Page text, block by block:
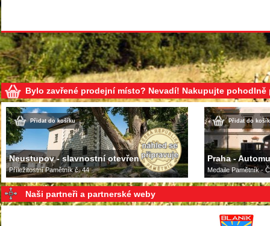
Bylo zavřené prodejní místo? Nevadí! Nakupujte
Přidat do košíku
Neustupov - slavnostní otevření
Příležitostní Pamětník č. 44
Přidat do
Praha -
Medaile Pamětník -
Naši partneři a partnerské weby